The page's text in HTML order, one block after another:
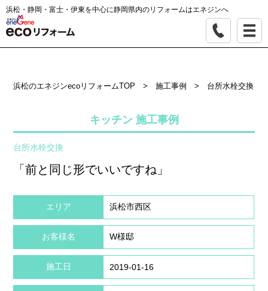
浜松・静岡・富士・伊東を中心に静岡県内のリフォームはエネジンへ
浜松のエネジンecoリフォームTOP >施工事例 > 台所水栓交換
キッチン 施工事例
台所水栓交換
「前と同じ形でいいですね」
エリア 浜松市西区
お客様名 W様邸
施工日 2019-01-16